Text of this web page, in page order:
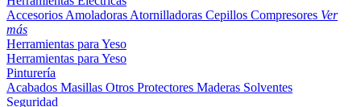
Accesorios Amoladoras Atornilladoras Cepillos Compresores Ver
más
Herramientas para Yeso
Herramientas para Yeso
Pinturería
Acabados Masillas Otros Protectores Maderas Solventes
Seguridad